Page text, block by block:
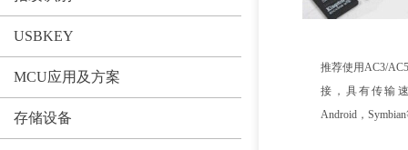
USBKEY
MCU应用及方案
存储设备
推荐使用AC3/
接，具有传输
Android，